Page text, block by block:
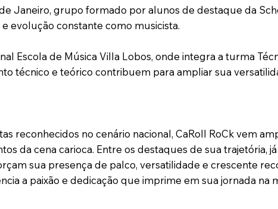
Janeiro, grupo formado por alunos de destaque da
evolução constante como musicista.
Escola de Música Villa Lobos, onde integra a turma
técnico e teórico contribuem para ampliar sua
reconhecidos no cenário nacional, CaRoll RoCk vem
da cena carioca. Entre os destaques de sua trajetória,
sua presença de palco, versatilidade e crescente
a paixão e dedicação que imprime em sua jornada na